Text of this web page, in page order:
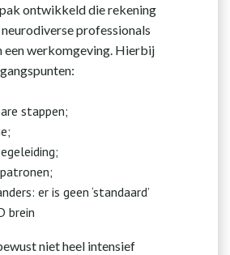
ontwikkeld die rekening
professionals
een werkomgeving. Hierbij
stappen;
er is geen ‘standaard’
brein
niet heel intensief